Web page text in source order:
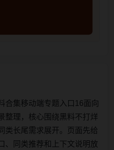
合集移动端专题入口16面向
整理，核心围绕黑料不打烊
类长尾需求展开。页面先给
、同类推荐和上下文说明放